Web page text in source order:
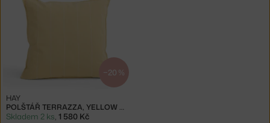
−20 %
POLŠTÁŘ TERRAZZA, YELLOW NARROW STRIPE
HAY
Skladem 2 ks, 1 580 Kč